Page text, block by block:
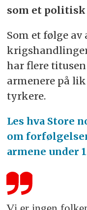
som et
Som et følge
har flere
armenere på
tyrkere.
Les hva Store
om
armene under